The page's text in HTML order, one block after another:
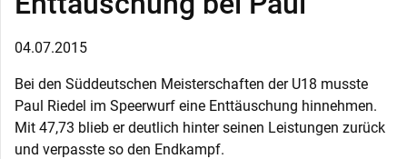
04.07.2015
Bei den Süddeutschen Meisterschaften der U18 musste
Paul Riedel im Speerwurf eine Enttäuschung hinnehmen.
Mit 47,73 blieb er deutlich hinter seinen Leistungen zurück
und verpasste so den Endkampf.